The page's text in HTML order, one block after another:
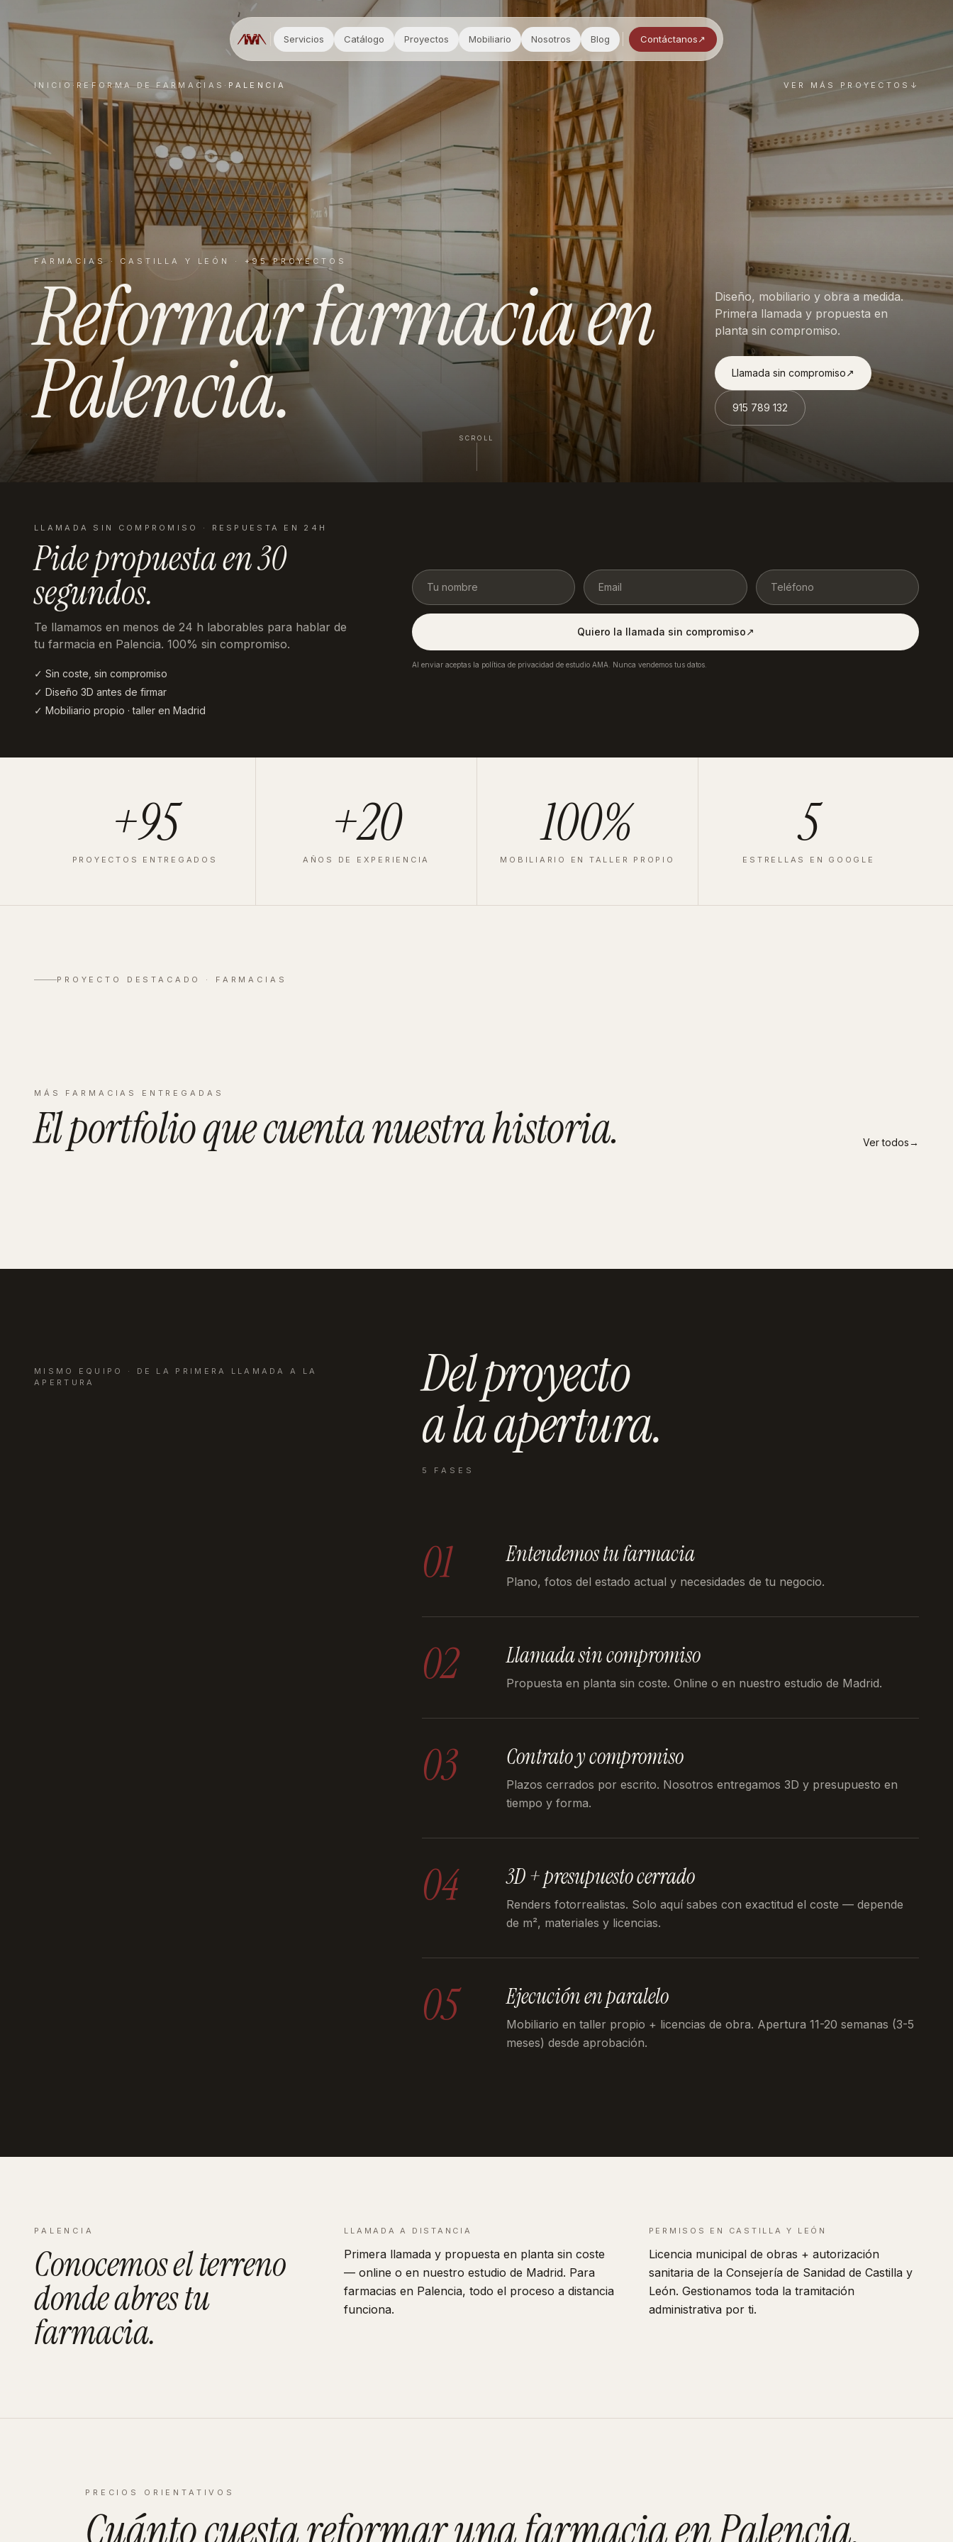
Servicios Catálogo Proyectos Mobiliario Nosotros Blog Contáctanos↗︎
VER MÁS PROYECTOS ↓
INICIO · REFORMA DE FARMACIAS · PALENCIA
FARMACIAS· CASTILLA Y LEÓN · +95 PROYECTOS
Reformarfarmaciaen
Palencia.
Diseño, mobiliario y obra a medida.
Primera llamada y propuesta en
planta sin compromiso.
Llamada sin compromiso↗︎
915 789 132
SCROLL
LLAMADA SIN COMPROMISO · RESPUESTA EN 24H
Pide propuesta en30
segundos.
Te llamamos en menos de 24 h laborables para hablar de
tu farmacia en Palencia. 100% sin compromiso.
✓ Sin coste, sin compromiso
✓ Diseño 3D antes de firmar
✓ Mobiliario propio · taller en Madrid
Quiero la llamada sin compromiso↗︎
Al enviar aceptas la política de privacidad de estudio AMA. Nunca vendemos tus datos.
+95
PROYECTOS ENTREGADOS
+20
AÑOS DE EXPERIENCIA
100%
MOBILIARIO EN TALLER PROPIO
5
ESTRELLAS EN GOOGLE
PROYECTO DESTACADO · FARMACIAS
Velázquez
MÁS FARMACIAS ENTREGADAS
El portfolio quecuenta nuestra historia. Ver todos→
CASTELLÓN
MISMO EQUIPO · DE LA PRIMERA LLAMADA A LA
APERTURA
Del proyecto
a laapertura.
5 FASES
01 Entendemos tu farmacia
Plano, fotos del estado actual y necesidades de tu negocio.
02 Llamada sin compromiso
Propuesta en planta sin coste. Online o en nuestro estudio de Madrid.
03 Contrato y compromiso
Plazos cerrados por escrito. Nosotros entregamos 3D y presupuesto en
tiempo y forma.
04 3D + presupuesto cerrado
Renders fotorrealistas. Solo aquí sabes con exactitud el coste — depende
de m², materiales y licencias.
05 Ejecución en paralelo
Mobiliario en taller propio + licencias de obra. Apertura 11-20 semanas (3-5
meses) desde aprobación.
PALENCIA
Conocemos el terreno
donde abres tu
farmacia.
LLAMADA A DISTANCIA
Primera llamada y propuesta en planta sin coste
— online o en nuestro estudio de Madrid. Para
farmacias en Palencia, todo el proceso a distancia
funciona.
PERMISOS EN CASTILLA Y LEÓN
Licencia municipal de obras + autorización
sanitaria de la Consejería de Sanidad de Castilla y
León. Gestionamos toda la tramitación
administrativa por ti.
PRECIOS ORIENTATIVOS
Cuánto cuesta reformaruna farmaciaenPalencia.